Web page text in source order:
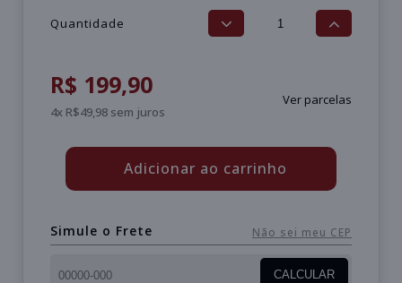
Quantidade
Ver parcelas
R$ 199,90
4x R$49,98 sem juros
Adicionar ao carrinho
Simule o Frete Não sei meu CEP
CALCULAR